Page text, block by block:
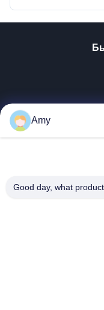
Amy
Good day, what